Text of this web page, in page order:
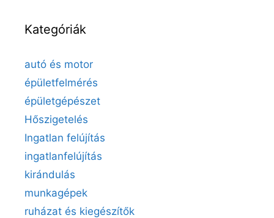
Kategóriák
autó és motor
épületfelmérés
épületgépészet
Hőszigetelés
Ingatlan felújítás
ingatlanfelújítás
kirándulás
munkagépek
ruházat és kiegészítők